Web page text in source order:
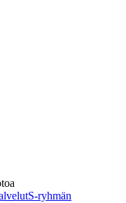
S-ryhmän